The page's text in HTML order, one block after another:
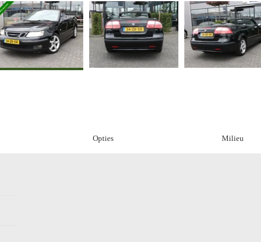
Opties Milieu